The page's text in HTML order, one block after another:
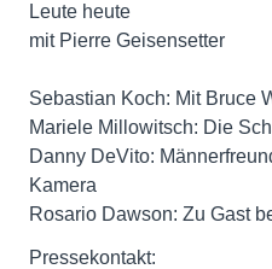
Leute heute
mit Pierre Geisensetter
Sebastian Koch: Mit Bruce
Mariele Millowitsch: Die
Danny DeVito:
Kamera
Rosario Dawson: Zu Gast
Pressekontakt: